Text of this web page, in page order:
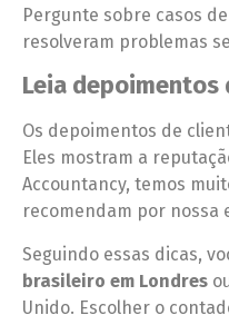
Pergunte sobre casos
resolveram problemas
Leia depoimentos
Os depoimentos de
Eles mostram a
Accountancy, temos
recomendam por nossa
Seguindo essas dicas,
brasileiro em Londres
Unido. Escolher o